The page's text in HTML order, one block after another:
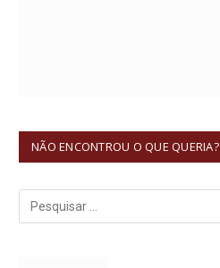
NÃO ENCONTROU O QUE QUERIA?